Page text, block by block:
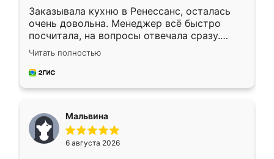
Заказывала кухню в Ренессанс, осталась
очень довольна. Менеджер всё быстро
посчитала, на вопросы отвечала сразу.
Замерщик приехал в субботу, подошёл к
делу со всей ответственностью. Собрали
за день, ребята работали аккуратно, даже
Читать полностью
Мальвина
6 августа 2026